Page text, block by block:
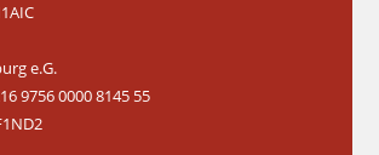
e.G.
9756 0000 8145 55